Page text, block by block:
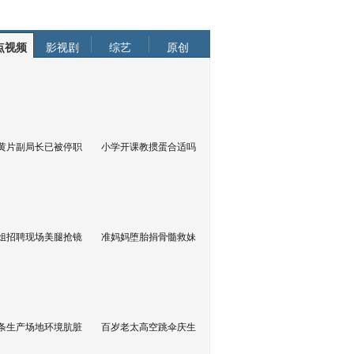
视频 影视剧 综艺 原创
片副局长已被停职 小学开课教掼蛋合适吗
招聘现场美腿抢镜 准妈妈堕胎捐骨髓救妹
生产场地环境肮脏 百岁老太高空跳伞庆生